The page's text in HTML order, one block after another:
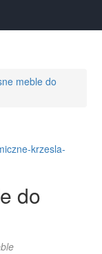
meble do
do